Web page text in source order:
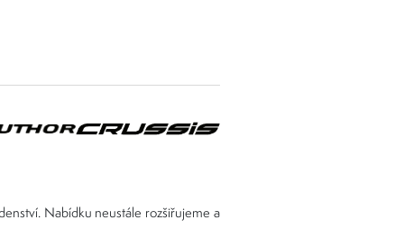
Nabídku neustále rozšiřujeme a